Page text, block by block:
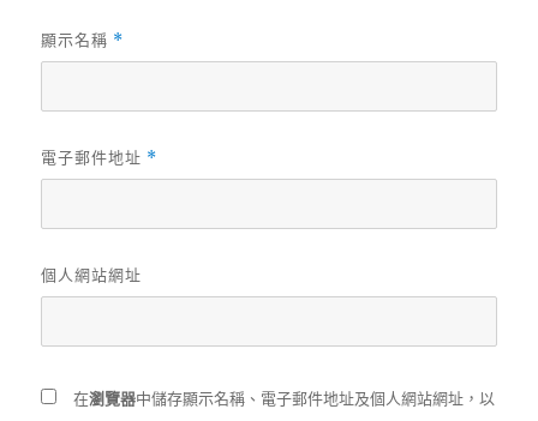
顯示名稱 *
電子郵件地址 *
個人網站網址
在瀏覽器中儲存顯示名稱、電子郵件地址及個人網站網址，以